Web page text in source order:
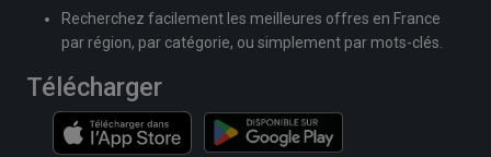
Recherchez facilement les meilleures offres en France
par région, par catégorie, ou simplement par mots-clés.
Télécharger